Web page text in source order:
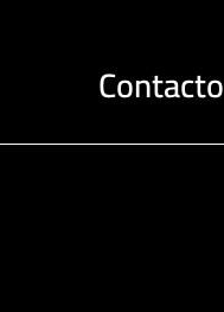
Contacto